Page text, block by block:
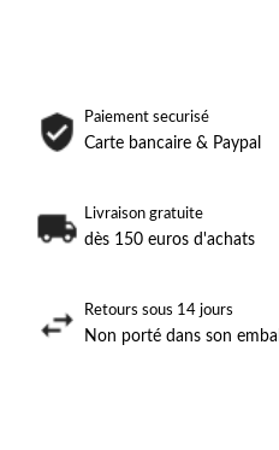
Paiement securisé
Carte bancaire & Paypal
Livraison gratuite
dès 150 euros d'achats
Retours sous 14 jours
Non porté dans son